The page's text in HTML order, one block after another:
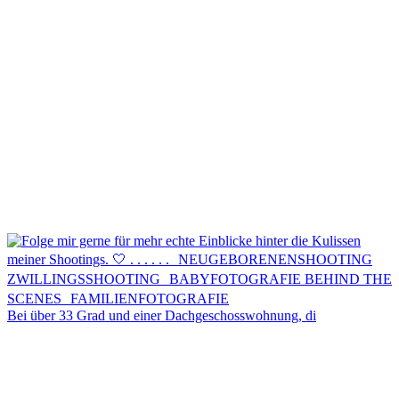
Bei über 33 Grad und einer Dachgeschosswohnung, di